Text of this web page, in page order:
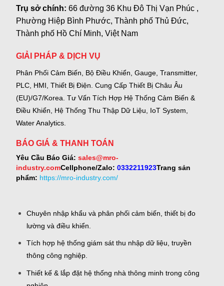
Trụ sở chính:66 đường 36 Khu Đô Thị Vạn Phúc ,
Phường Hiệp Bình Phước, Thành phố Thủ Đức,
Thành phố Hồ Chí Minh, Việt Nam
GIẢI PHÁP & DỊCH VỤ
Phân Phối Cảm Biến, Bộ Điều Khiển, Gauge, Transmitter,
PLC, HMI, Thiết Bị Điện. Cung Cấp Thiết Bị Châu Âu
(EU)/G7/Korea. Tư Vấn Tích Hợp Hệ Thống Cảm Biến &
Điều Khiển, Hệ Thống Thu Thập Dữ Liệu, IoT System,
Water Analytics.
BÁO GIÁ & THANH TOÁN
Yêu Cầu Báo Giá: sales@mro-
industry.comCellphone/Zalo: 0332211923Trang sản
phẩm: https://mro-industry.com/
Chuyên nhập khẩu và phân phối cảm biến, thiết bị đo
lường và điều khiển.
Tích hợp hệ thống giám sát thu nhập dữ liệu, truyền
thông công nghiệp.
Thiết kế & lắp đặt hệ thống nhà thông minh trong công